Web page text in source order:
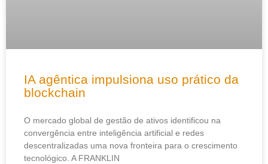
IA agêntica impulsiona uso prático da
blockchain
O mercado global de gestão de ativos identificou na
convergência entre inteligência artificial e redes
descentralizadas uma nova fronteira para o crescimento
tecnológico. A FRANKLIN